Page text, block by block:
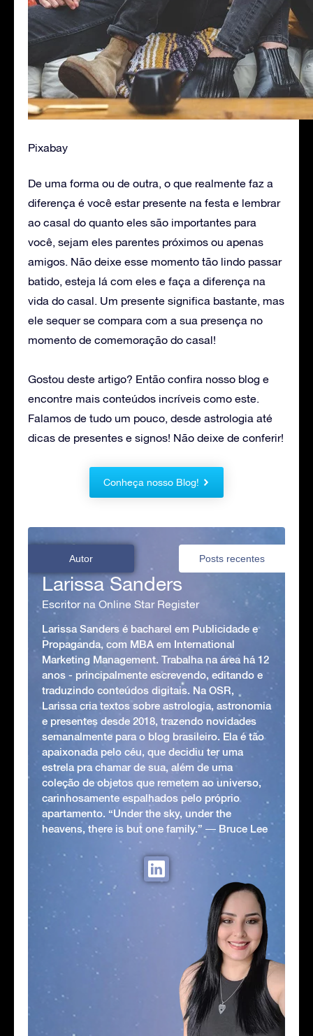
Pixabay
De uma forma ou de outra, o que realmente faz a
diferença é você estar presente na festa e lembrar
ao casal do quanto eles são importantes para
você, sejam eles parentes próximos ou apenas
amigos. Não deixe esse momento tão lindo passar
batido, esteja lá com eles e faça a diferença na
vida do casal. Um presente significa bastante, mas
ele sequer se compara com a sua presença no
momento de comemoração do casal!
Gostou deste artigo? Então confira nosso blog e
encontre mais conteúdos incríveis como este.
Falamos de tudo um pouco, desde astrologia até
dicas de presentes e signos! Não deixe de conferir!
Conheça nosso Blog!
Autor Posts recentes
Larissa Sanders
Escritor na Online Star Register
Larissa Sanders é bacharel em Publicidade e
Propaganda, com MBA em International
Marketing Management. Trabalha na área há 12
anos - principalmente escrevendo, editando e
traduzindo conteúdos digitais. Na OSR,
Larissa cria textos sobre astrologia, astronomia
e presentes desde 2018, trazendo novidades
semanalmente para o blog brasileiro. Ela é tão
apaixonada pelo céu, que decidiu ter uma
estrela pra chamar de sua, além de uma
coleção de objetos que remetem ao universo,
carinhosamente espalhados pelo próprio
apartamento. “Under the sky, under the
heavens, there is but one family.” ― Bruce Lee